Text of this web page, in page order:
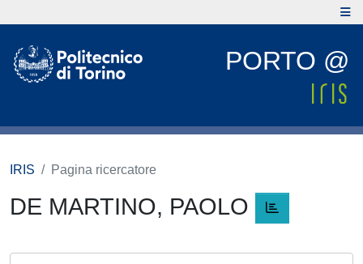
PORTO @
IRIS Pagina ricercatore
DE MARTINO, PAOLO